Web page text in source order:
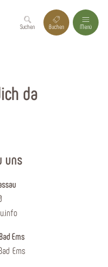
Suchen Buchen Menü
da
uns
Ems
Ems